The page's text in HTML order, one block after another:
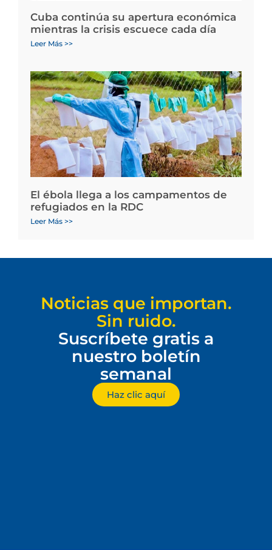
Cuba continúa su apertura económica
mientras la crisis escuece cada día
Leer Más >>
El ébola llega a los campamentos de
refugiados en la RDC
Leer Más >>
Noticias que importan.
Sin ruido.
Suscríbete gratis a
nuestro boletín
semanal
Haz clic aquí